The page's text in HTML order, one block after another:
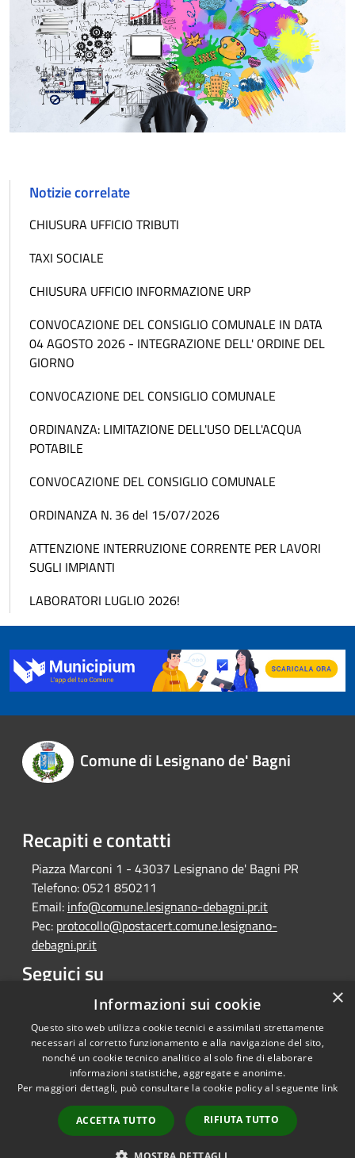
Notizie correlate
CHIUSURA UFFICIO TRIBUTI
TAXI SOCIALE
CHIUSURA UFFICIO INFORMAZIONE URP
CONVOCAZIONE DEL CONSIGLIO COMUNALE IN DATA
04 AGOSTO 2026 - INTEGRAZIONE DELL' ORDINE DEL
GIORNO
CONVOCAZIONE DEL CONSIGLIO COMUNALE
ORDINANZA: LIMITAZIONE DELL'USO DELL'ACQUA
POTABILE
CONVOCAZIONE DEL CONSIGLIO COMUNALE
ORDINANZA N. 36 del 15/07/2026
ATTENZIONE INTERRUZIONE CORRENTE PER LAVORI
SUGLI IMPIANTI
LABORATORI LUGLIO 2026!
Comune di Lesignano de' Bagni
Recapiti e contatti
Piazza Marconi 1 - 43037 Lesignano de' Bagni PR
Telefono:0521 850211
Email: info@comune.lesignano-debagni.pr.it
Pec: protocollo@postacert.comune.lesignano-
debagni.pr.it
Seguici su
Facebook
Accessibilità
Copyright © 2026 • Comune di
Lesignano de' Bagni • Powered
byMunicipium
Accesso
redazione
×
Informazioni sui cookie
Questo sito web utilizza cookie tecnici e assimilati strettamente
necessari al corretto funzionamento e alla navigazione del sito,
nonché un cookie tecnico analitico al solo fine di elaborare
informazioni statistiche, aggregate e anonime.
Per maggiori dettagli, può consultare la cookie policy al seguente link
ACCETTA TUTTO RIFIUTA TUTTO